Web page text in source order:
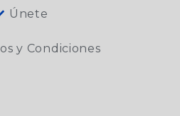
Únete
y Condiciones